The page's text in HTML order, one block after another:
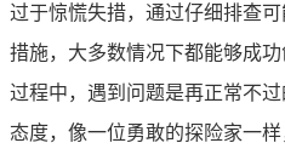
过于惊慌失措，通过仔细排查
措施，大多数情况下都能够成
过程中，遇到问题是再正常不
态度，像一位勇敢的探险家一